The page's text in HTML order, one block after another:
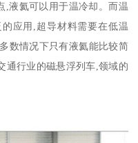
,液氦可以用于温冷却。而温
应用,超导材料需要在低温
数情况下只有液氦能比较简
通行业的磁悬浮列车,领域的